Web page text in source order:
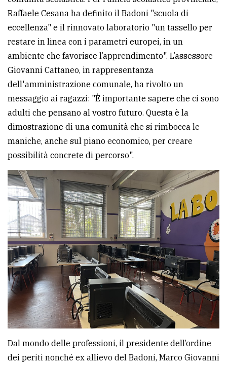
Raffaele Cesana ha definito il Badoni "scuola di
eccellenza" e il rinnovato laboratorio "un tassello per
restare in linea con i parametri europei, in un
ambiente che favorisce l’apprendimento". L’assessore
Giovanni Cattaneo, in rappresentanza
dell'amministrazione comunale, ha rivolto un
messaggio ai ragazzi: "È importante sapere che ci sono
adulti che pensano al vostro futuro. Questa è la
dimostrazione di una comunità che si rimbocca le
maniche, anche sul piano economico, per creare
possibilità concrete di percorso".
Dal mondo delle professioni, il presidente dell’ordine
dei periti nonché ex allievo del Badoni, Marco Giovanni